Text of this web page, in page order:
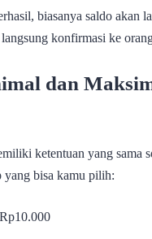
biasanya saldo akan
konfirmasi ke
dan
ketentuan yang sama
yang bisa kamu pilih:
Rp10.000